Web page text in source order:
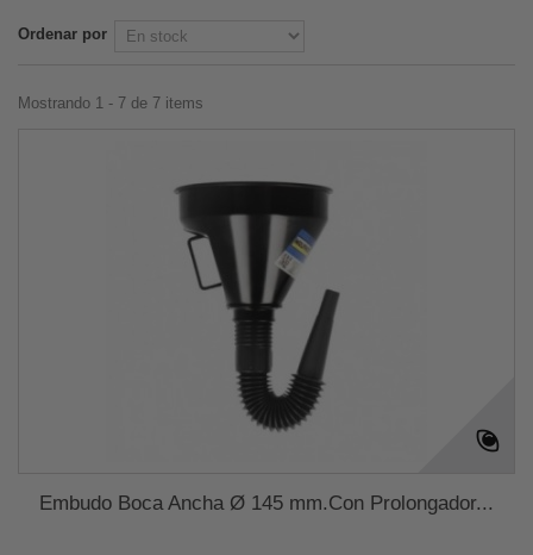
Ordenar por
Mostrando 1 - 7 de 7 items
Embudo Boca Ancha Ø 145 mm.Con Prolongador...